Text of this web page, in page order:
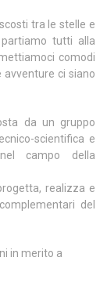
tra le stelle e
tutti alla
comodi
ci siano
da un gruppo
scientifica e
campo della
realizza e
del
in merito a